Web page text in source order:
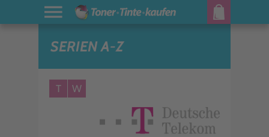
SERIEN A-Z
T W